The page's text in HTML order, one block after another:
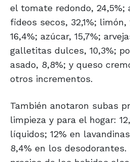
el tomate redondo, 24,5%;
fideos secos, 32,1%;
16,4%; azúcar, 15,7%;
galletitas dulces, 10,3%;
asado, 8,8%; y queso
otros incrementos.
También anotaron subas
limpieza y para el hogar:
líquidos; 12% en
8,4% en los